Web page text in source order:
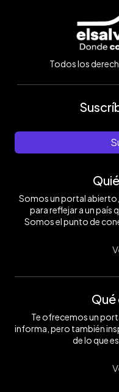
Todos los
Somos un portal
para reflejar a un país
Somos el punto de
Te ofrecemos un
informa, pero también
de lo que